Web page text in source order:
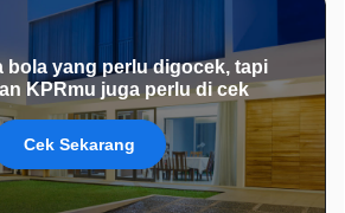
bola yang perlu digocek, tapi
KPRmu juga perlu di cek
Cek Sekarang